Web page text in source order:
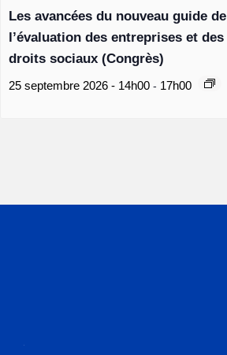
Les avancées du nouveau guide de
l’évaluation des entreprises et des
droits sociaux (Congrès)
25 septembre 2026 - 14h00 - 17h00